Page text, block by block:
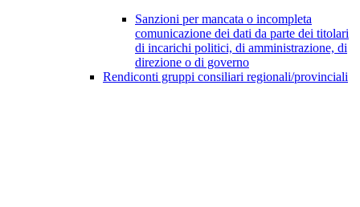
Sanzioni per mancata o incompleta
comunicazione dei dati da parte dei titolari
di incarichi politici, di amministrazione, di
direzione o di governo
Rendiconti gruppi consiliari regionali/provinciali